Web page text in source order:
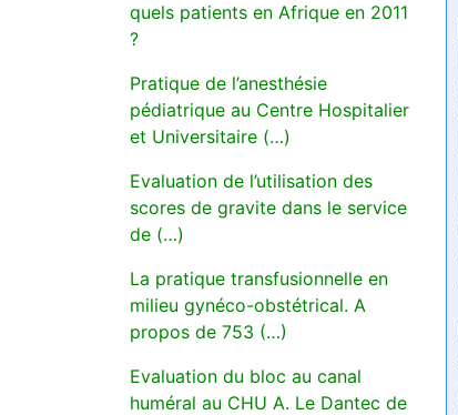
quels patients en Afrique en 2011
?
Pratique de l’anesthésie
pédiatrique au Centre Hospitalier
et Universitaire (…)
Evaluation de l’utilisation des
scores de gravite dans le service
de (…)
La pratique transfusionnelle en
milieu gynéco-obstétrical. A
propos de 753 (…)
Evaluation du bloc au canal
huméral au CHU A. Le Dantec de